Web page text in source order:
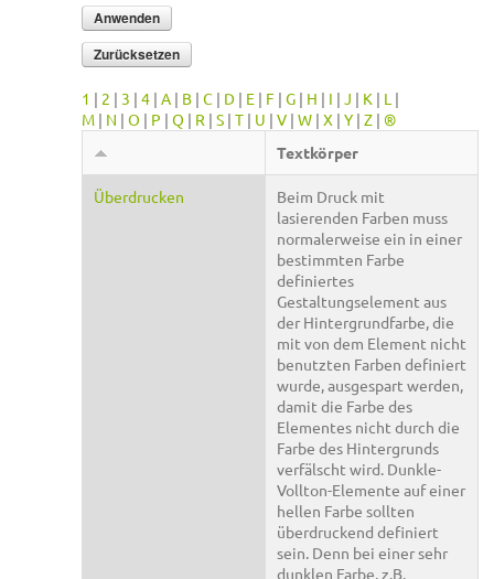
1 | 2 | 3 | 4 | A | B | C | D | E | F | G | H | I | J | K | L |
M | N | O | P | Q | R | S | T | U | V | W | X | Y | Z | ®
Textkörper
Überdrucken
Beim Druck mit
lasierenden Farben muss
normalerweise ein in einer
bestimmten Farbe
definiertes
Gestaltungselement aus
der Hintergrundfarbe, die
mit von dem Element nicht
benutzten Farben definiert
wurde, ausgespart werden,
damit die Farbe des
Elementes nicht durch die
Farbe des Hintergrunds
verfälscht wird. Dunkle-
Vollton-Elemente auf einer
hellen Farbe sollten
überdruckend definiert
sein. Denn bei einer sehr
dunklen Farbe, z.B.